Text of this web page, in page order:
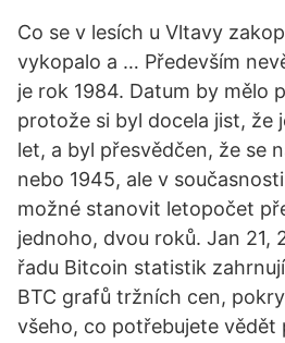
Co se v lesích u Vltavy
vykopalo a … Především
je rok 1984. Datum by mělo
protože si byl docela jist, že
let, a byl přesvědčen, že se
nebo 1945, ale v
možné stanovit letopočet
jednoho, dvou roků. Jan 21,
řadu Bitcoin statistik
BTC grafů tržních cen,
všeho, co potřebujete vědět